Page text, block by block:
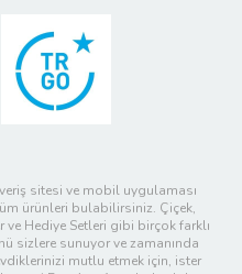
sitesi ve mobil uygulaması
ürünleri bulabilirsiniz. Çiçek,
Hediye Setleri gibi birçok farklı
sizlere sunuyor ve zamanında
mutlu etmek için, ister